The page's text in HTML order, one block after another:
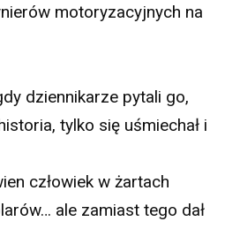
motoryzacyjnych na
dziennikarze pytali go,
tylko się uśmiechał i
człowiek w żartach
ale zamiast tego dał